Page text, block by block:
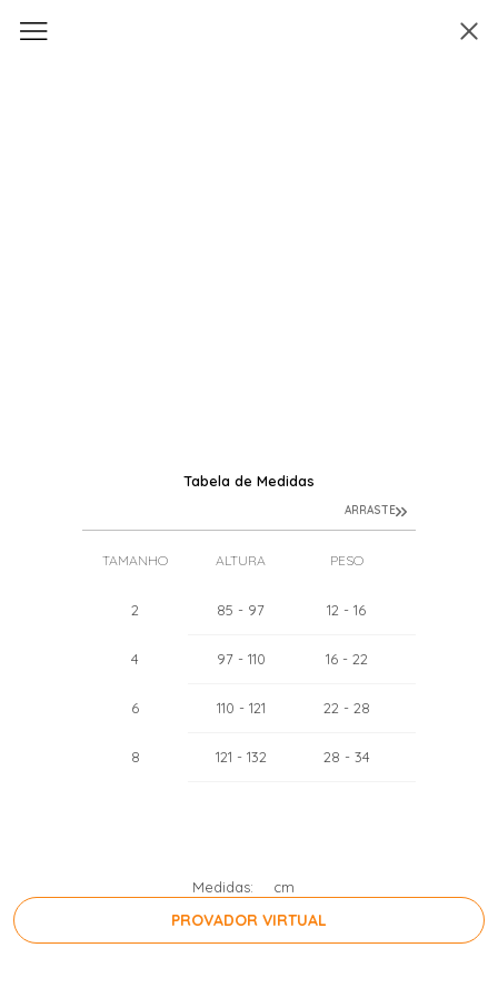
Tabela de Medidas
TAMANHO ALTURA PESO
2 85 - 97 12 - 16
4 97- 110 16- 22
6 110 - 121 22 - 28
8 121 - 132 28 - 34
ARRASTE
Medidas: cm
PRESSIONE A BARRA DE
PROVADOR VIRTUAL